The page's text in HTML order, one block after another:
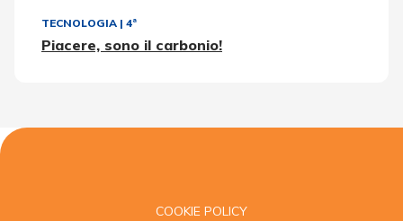
TECNOLOGIA | 4ª
Piacere, sono il carbonio!
COOKIE POLICY